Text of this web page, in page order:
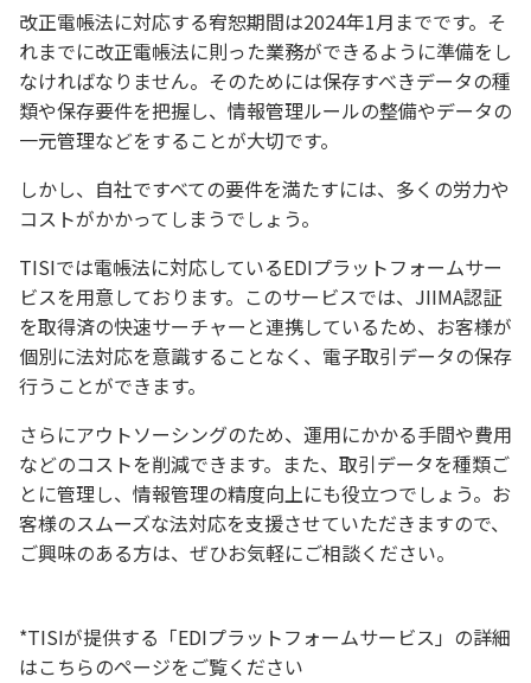
改正電帳法に対応する宥恕期間は2024年1月までです。そ
れまでに改正電帳法に則った業務ができるように準備をし
なければなりません。そのためには保存すべきデータの種
類や保存要件を把握し、情報管理ルールの整備やデータの
一元管理などをすることが大切です。
しかし、自社ですべての要件を満たすには、多くの労力や
コストがかかってしまうでしょう。
TISIでは電帳法に対応しているEDIプラットフォームサー
ビスを用意しております。このサービスでは、JIIMA認証
を取得済の快速サーチャーと連携しているため、お客様が
個別に法対応を意識することなく、電子取引データの保存
行うことができます。
さらにアウトソーシングのため、運用にかかる手間や費用
などのコストを削減できます。また、取引データを種類ご
とに管理し、情報管理の精度向上にも役立つでしょう。お
客様のスムーズな法対応を支援させていただきますので、
ご興味のある方は、ぜひお気軽にご相談ください。
*TISIが提供する「EDIプラットフォームサービス」の詳細
はこちらのページをご覧ください